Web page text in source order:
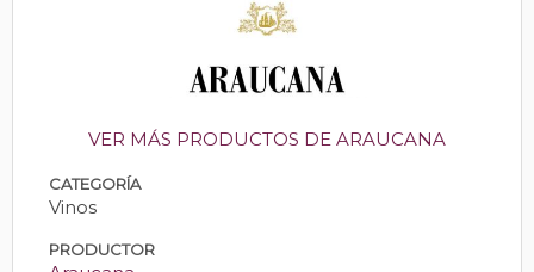
VER MÁS PRODUCTOS DE ARAUCANA
CATEGORÍA
Vinos
PRODUCTOR